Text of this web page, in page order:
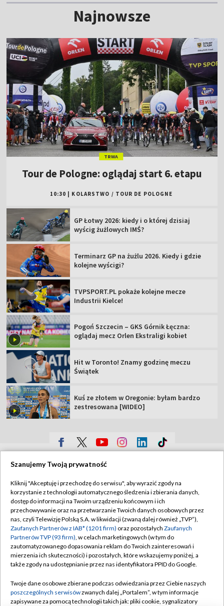
Najnowsze
TRWA
Tour de Pologne: oglądaj start 6. etapu
10:30 KOLARSTWO / TOUR DE POLOGNE
GP Łotwy 2026: kiedy i o której dzisiaj
wyścig żużlowych IMŚ?
Terminarz GP na żużlu 2026. Kiedy i gdzie
kolejne wyścigi?
TVPSPORT.PL pokaże kolejne mecze
Industrii Kielce!
Pogoń Szczecin – GKS Górnik Łęczna:
oglądaj mecz Orlen Ekstraligi kobiet
Hit w Toronto! Znamy godzinę meczu
Świątek
Kuś ze złotem w Oregonie: byłam bardzo
zestresowana [WIDEO]
Sklep TVP
Biuro Reklamy
Oferta Handlowa
Telegazeta ogłoszenia
Emisja w TVP
Ogłoszenia przetargowe
Polityka prywatności
Moje zgody
Biuro reklamy
Kontakt
©2026 Telewizja Polska Spółka Akcyjna w likwidacji
Szanujemy Twoją prywatność
Kliknij "Akceptuję i przechodzę do serwisu", aby wyrazić zgody na
korzystanie z technologii automatycznego śledzenia i zbierania danych,
dostęp do informacji na Twoim urządzeniu końcowym i ich
przechowywanie oraz na przetwarzanie Twoich danych osobowych przez
nas, czyli Telewizję Polską S.A. w likwidacji (zwaną dalej również „TVP”),
Zaufanych Partnerów z IAB* (1201 firm) oraz pozostałych Zaufanych
Partnerów TVP (93 firm), w celach marketingowych (w tym do
zautomatyzowanego dopasowania reklam do Twoich zainteresowań i
mierzenia ich skuteczności) i pozostałych, które wskazujemy poniżej, a
także zgody na udostępnianie przez nas identyfikatora PPID do Google.
Twoje dane osobowe zbierane podczas odwiedzania przez Ciebie naszych
poszczególnych serwisówzwanych dalej „Portalem”, w tym informacje
zapisywane za pomocą technologii takich jak: pliki cookie, sygnalizatory